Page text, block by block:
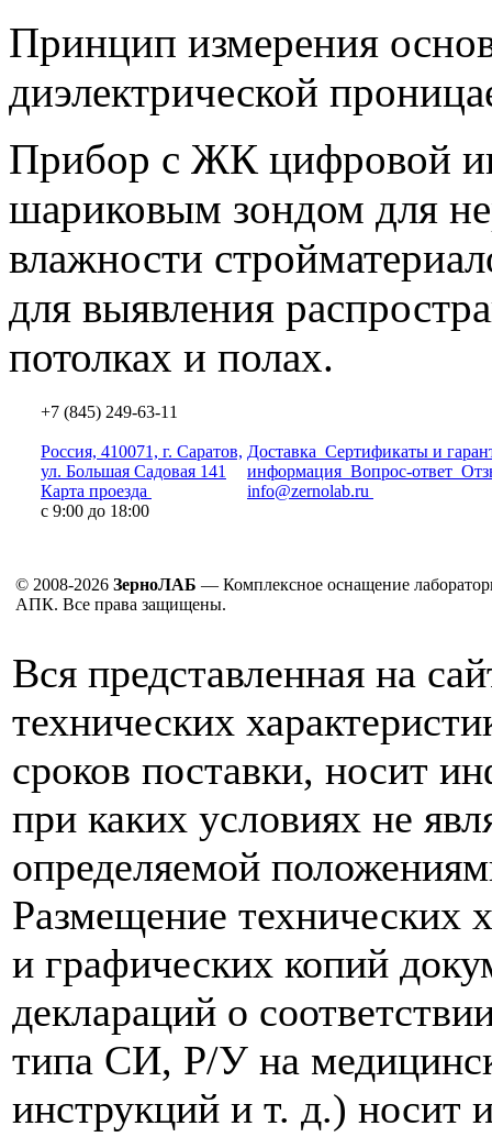
Принцип измерения
диэлектрической
Прибор с ЖК цифровой
шариковым зондом для
влажности
для выявления
потолках и полах.
+7 (845) 249-63-11
Россия, 410071, г. Саратов,
ул. Большая Садовая 141
Карта проезда
с 9:00 до 18:00
Доставка Сертификаты и
информация Вопрос-ответ
info@zernolab.ru
© 2008-2026 ЗерноЛАБ — Комплексное оснащение
АПК. Все права защищены.
Вся представленная на
технических
сроков поставки, носит
при каких условиях не
определяемой
Размещение технических
и графических копий
деклараций о
типа СИ, Р/У на
инструкций и т. д.) носит